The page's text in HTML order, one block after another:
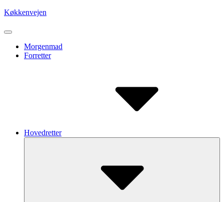
Skip
content
Køkkenvejen
Site
Navigation
Site
Navigation
Morgenmad
Forretter
Hovedretter